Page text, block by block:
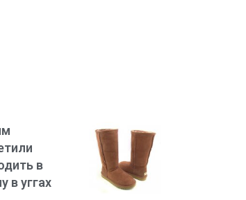
в
в уггах